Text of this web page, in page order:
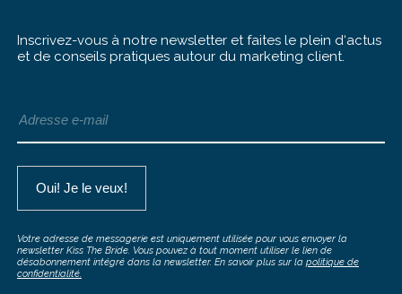
Inscrivez-vous à notre newsletter et faites le plein d‘actus
et de conseils pratiques autour du marketing client.
Votre adresse de messagerie est uniquement utilisée pour vous envoyer la
newsletter Kiss The Bride. Vous pouvez à tout moment utiliser le lien de
désabonnement intégré dans la newsletter. En savoir plus sur la politique de
confidentialité.